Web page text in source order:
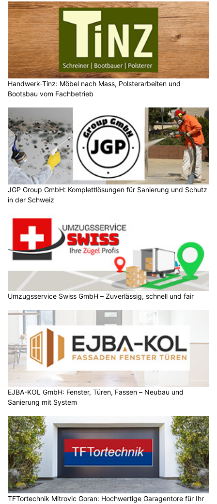
Handwerk-Tinz: Möbel nach Mass, Polsterarbeiten und
Bootsbau vom Fachbetrieb
JGP Group GmbH: Komplettlösungen für Sanierung und Schutz
in der Schweiz
Umzugsservice Swiss GmbH – Zuverlässig, schnell und fair
EJBA-KOL GmbH: Fenster, Türen, Fassen – Neubau und
Sanierung mit System
TFTortechnik Mitrovic Goran: Hochwertige Garagentore für Ihr